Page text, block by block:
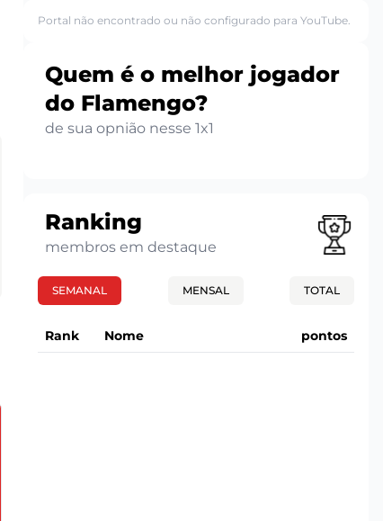
Portal não encontrado ou não configurado para YouTube.
Quem é o melhor jogador
do Flamengo?
de sua opnião nesse 1x1
Ranking
membros em destaque
SEMANAL MENSAL TOTAL
Rank Nome pontos